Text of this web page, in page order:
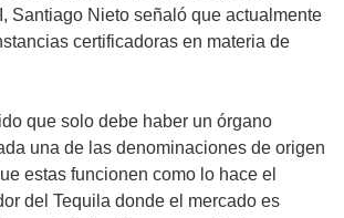
Santiago Nieto señaló que actualmente
certificadoras en materia de
que solo debe haber un órgano
una de las denominaciones de origen
estas funcionen como lo hace el
del Tequila donde el mercado es